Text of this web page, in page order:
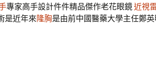
專家高手設計件件精品傑作老花眼鏡近視
是近年來隆胸是由前中國醫藥大學主任鄭